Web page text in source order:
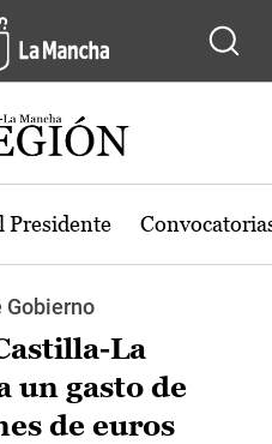
Presidente
Gobierno
La
un gasto de
de euros